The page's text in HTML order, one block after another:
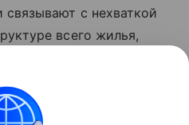
с нехваткой
всего жилья,